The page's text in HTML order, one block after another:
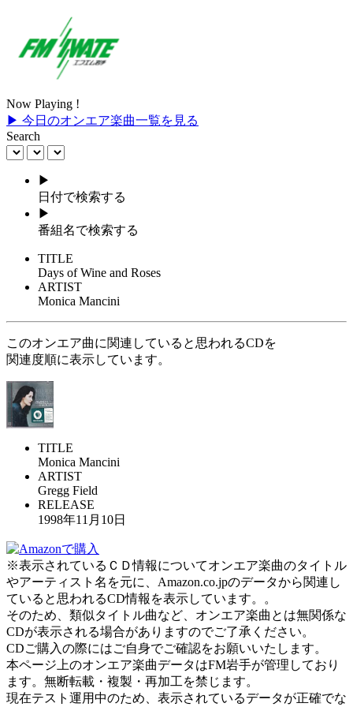
Now Playing !
▶ 今日のオンエア楽曲一覧を見る
Search
▶
日付で検索する
▶
番組名で検索する
TITLE
Days of Wine and Roses
ARTIST
Monica Mancini
このオンエア曲に関連していると思われるCDを
関連度順に表示しています。
TITLE
Monica Mancini
ARTIST
Gregg Field
RELEASE
1998年11月10日
※表示されているＣＤ情報についてオンエア楽曲のタイトル
やアーティスト名を元に、Amazon.co.jpのデータから関連し
ていると思われるCD情報を表示しています。。
そのため、類似タイトル曲など、オンエア楽曲とは無関係な
CDが表示される場合がありますのでご了承ください。
CDご購入の際にはご自身でご確認をお願いいたします。
本ページ上のオンエア楽曲データはFM岩手が管理しており
ます。無断転載・複製・再加工を禁じます。
現在テスト運用中のため、表示されているデータが正確でな